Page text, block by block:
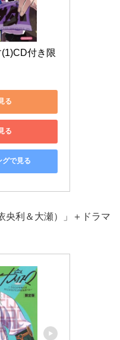
付き限
る
る
グで見る
央利＆大瀬）」＋ドラマ